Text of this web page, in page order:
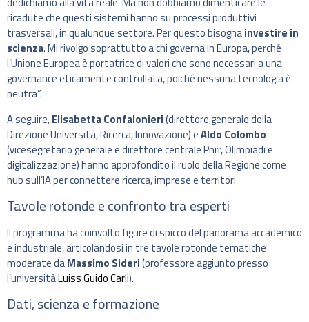
ricadute che questi sistemi hanno su processi produttivi
trasversali, in qualunque settore. Per questo bisognainvestire in
scienza. Mi rivolgo soprattutto a chi governa in Europa, perché
l’Unione Europea è portatrice di valori che sono necessari a una
governance eticamente controllata, poiché nessuna tecnologia è
neutra”.
A seguire,Elisabetta Confalonieri(direttore generale della
Direzione Università, Ricerca, Innovazione) eAldo Colombo
(vicesegretario generale e direttore centrale Pnrr, Olimpiadi e
digitalizzazione) hanno approfondito il ruolo della Regione come
hub sull’IA per connettere ricerca, imprese e territori
Tavole rotonde e confronto tra esperti
Il programma ha coinvolto figure di spicco del panorama accademico
e industriale, articolandosi in tre tavole rotonde tematiche
moderate daMassimo Sideri(professore aggiunto presso
l’universitàLuiss Guido Carli).
Dati, scienza e formazione